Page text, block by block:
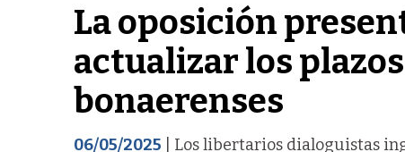
La oposición
actualizar los
bonaerenses
06/05/2025 | Los libertarios dialoguistas